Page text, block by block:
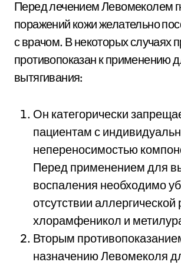
Перед лечением Левомеколем
поражений кожи желательно
с врачом. В некоторых случаях
противопоказан к применению
вытягивания:
Он категорически
пациентам с
непереносимостью
Перед применением для
воспаления необходимо
отсутствии аллергической
хлорамфеникол и
Вторым
назначению Левомеколя